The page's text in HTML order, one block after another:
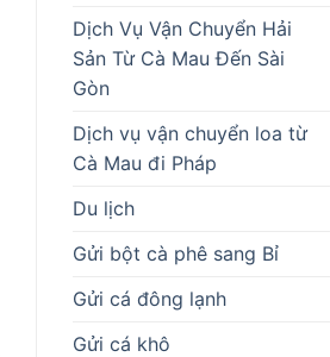
Dịch Vụ Vận Chuyển Hải
Sản Từ Cà Mau Đến Sài
Gòn
Dịch vụ vận chuyển loa từ
Cà Mau đi Pháp
Du lịch
Gửi bột cà phê sang Bỉ
Gửi cá đông lạnh
Gửi cá khô